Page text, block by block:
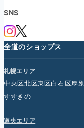
SNS
全道のショップス
札幌エリア
中央区北区東区白石区厚
すすきの
道央エリア